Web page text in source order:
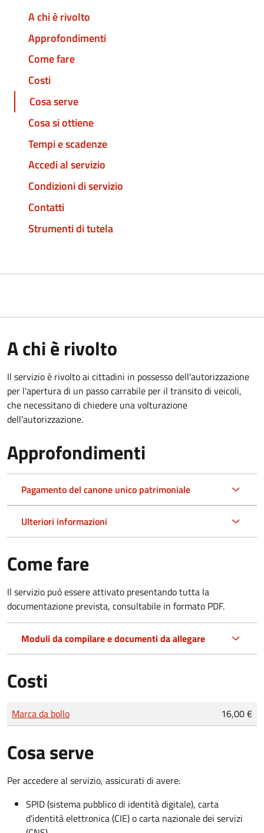
A chi è rivolto
Approfondimenti
Come fare
Costi
Cosa serve
Cosa si ottiene
Tempi e scadenze
Accedi al servizio
Condizioni di servizio
Contatti
Strumenti di tutela
A chi è rivolto
Il servizio è rivolto ai cittadini in possesso dell'autorizzazione
per l'apertura di un passo carrabile per il transito di veicoli,
che necessitano di chiedere una volturazione
dell'autorizzazione.
Approfondimenti
Pagamento del canone unico patrimoniale
Ulteriori informazioni
Come fare
Il servizio può essere attivato presentando tutta la
documentazione prevista, consultabile in formato PDF.
Moduli da compilare e documenti da allegare
Costi
Tipo di pagamento
Importo
Marca da bollo 16,00 €
Cosa serve
Per accedere al servizio, assicurati di avere:
SPID (sistema pubblico di identità digitale), carta
d’identità elettronica (CIE) o carta nazionale dei servizi